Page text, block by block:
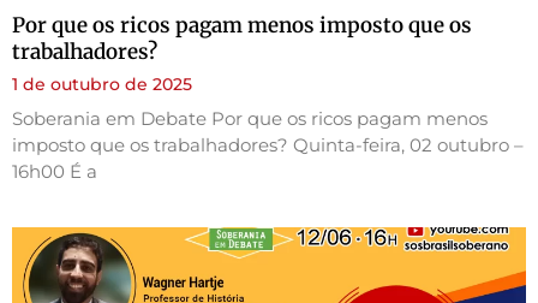
Por que os ricos pagam menos imposto que os
trabalhadores?
1 de outubro de 2025
Soberania em Debate Por que os ricos pagam menos
imposto que os trabalhadores? Quinta-feira, 02 outubro –
16h00 É a